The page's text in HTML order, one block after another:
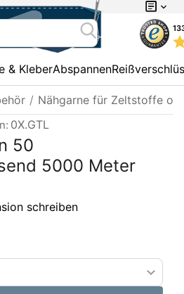
& KleberAbspannen
/ Nähgarne für Zeltstoffe
0X.GTL
50
5000 Meter
schreiben